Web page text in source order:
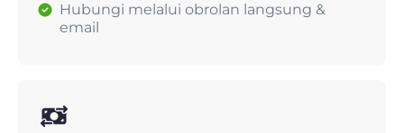
Hubungi melalui obrolan langsung &
email